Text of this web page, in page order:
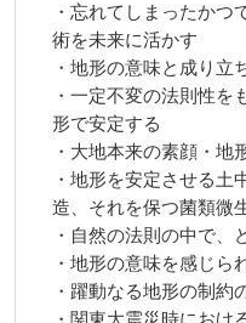
・忘れてしまったか
術を未来に活かす
・地形の意味と成り立
・一定不変の法則性を
形で安定する
・大地本来の素顔・地
・地形を安定させる
造、それを保つ菌類微
・自然の法則の中で
・地形の意味を感じら
・躍動なる地形の制約
・関東大震災時におけ